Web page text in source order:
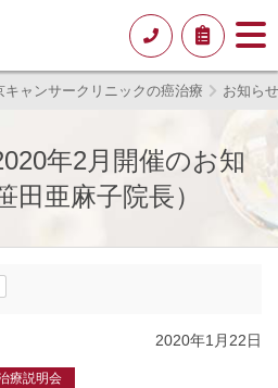
ャンサークリニックの癌治療 お知らせ
年2月開催のお知
田亜麻子院長）
2020年1月22日
療説明会